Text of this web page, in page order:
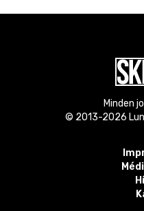
Minden
© 2013-2026